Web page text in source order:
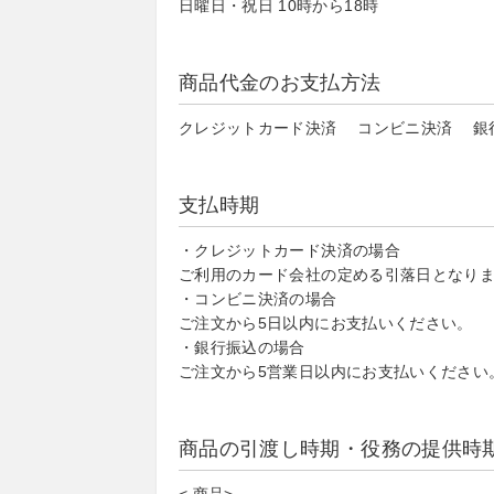
日曜日・祝日 10時から18時
商品代金のお支払方法
クレジットカード決済 コンビニ決済 銀
支払時期
・クレジットカード決済の場合
ご利用のカード会社の定める引落日となりま
・コンビニ決済の場合
ご注文から5日以内にお支払いください。
・銀行振込の場合
ご注文から5営業日以内にお支払いください
商品の引渡し時期・役務の提供時